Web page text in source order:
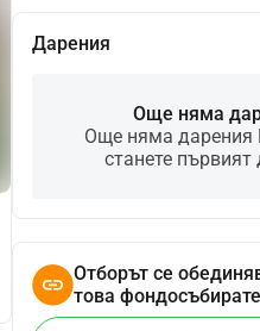
Дарения
Още няма
Още няма дарения
станете първият
Отборът се
това